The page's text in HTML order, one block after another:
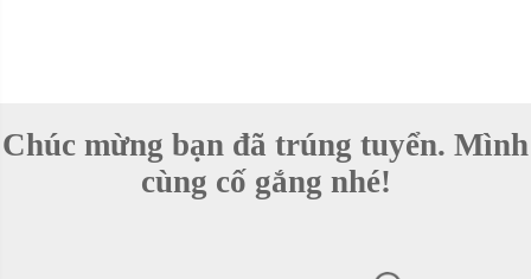
Chúc mừng bạn đã trúng tuyển. Mình
cùng cố gắng nhé!